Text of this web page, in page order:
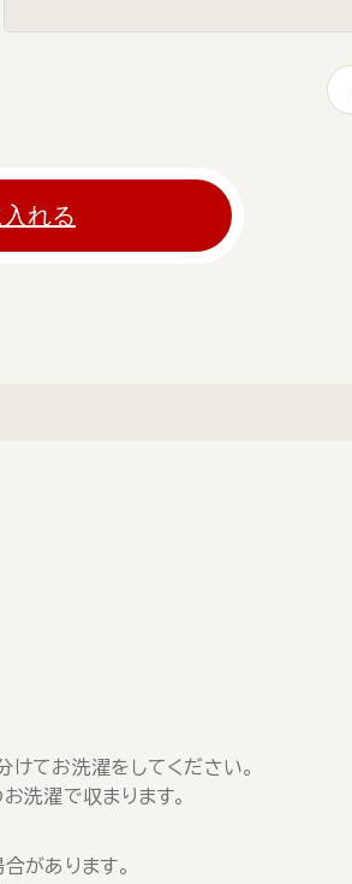
れる
てお洗濯をしてください。
洗濯で収まります。
があります。